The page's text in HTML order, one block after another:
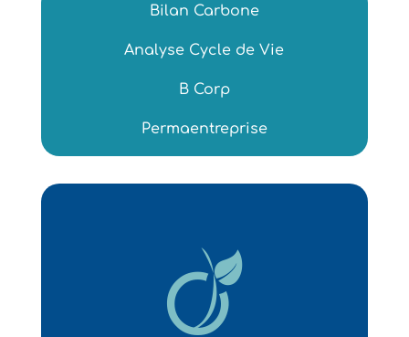
Bilan Carbone
Analyse Cycle de Vie
B Corp
Permaentreprise
